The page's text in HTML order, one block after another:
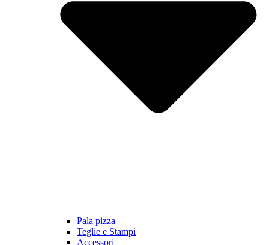
Pala pizza
Teglie e Stampi
Accessori